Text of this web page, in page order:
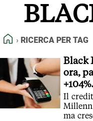
FEED RSS
NORMATIVE
TERMINI e
HOME
RICERCA PER TAG
Black
ora,
Il
ma